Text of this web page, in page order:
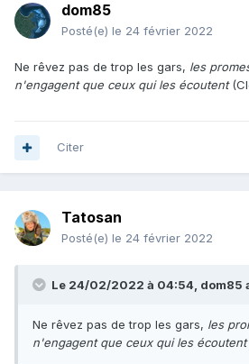
dom85
Posté(e) le 24 février 2022
Ne rêvez pas de trop les gars, les
n'engagent que ceux qui les écoutent
Citer
Tatosan
Posté(e) le 24 février 2022
Le 24/02/2022 à 04:54, dom85
Ne rêvez pas de trop les gars, les
n'engagent que ceux qui les écoutent